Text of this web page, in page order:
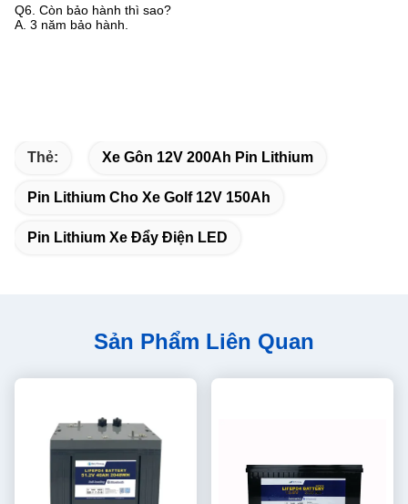
Q6. Còn bảo hành thì sao?
A. 3 năm bảo hành.
Thẻ: Xe Gôn 12V 200Ah Pin Lithium
Pin Lithium Cho Xe Golf 12V 150Ah
Pin Lithium Xe Đẩy Điện LED
Sản Phẩm Liên Quan